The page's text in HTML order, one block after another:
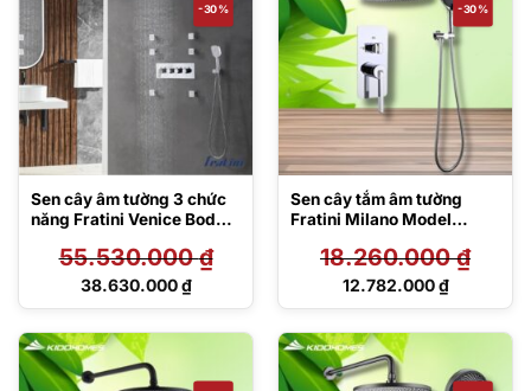
-30%
Sen cây âm tường 3 chức
năng Fratini Venice Body
39050609
55.530.000₫
Giá
55.530.000 ₫.
38.630.000₫
Giá
tại
là:
38.630.000 ₫.
-30%
Sen cây tắm âm tường
Fratini Milano Model
18.260.000₫
Giá
18.260.000 ₫.
12.782.000₫
Giá
tại
là:
12.782.000 ₫.